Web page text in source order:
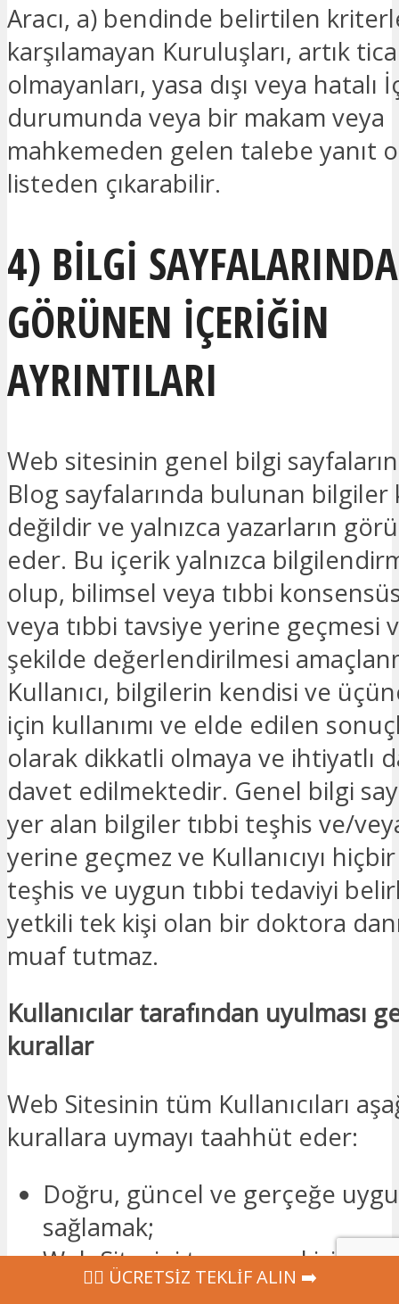
Aracı, a) bendinde belirtilen
karşılamayan Kuruluşları, artık
olmayanları, yasa dışı veya hatalı
durumunda veya bir makam veya
mahkemeden gelen talebe yanıt
listeden çıkarabilir.
4) BİLGİ SAYFALARINDA
GÖRÜNEN İÇERİĞİN
AYRINTILARI
Web sitesinin genel bilgi
Blog sayfalarında bulunan bilgiler
değildir ve yalnızca yazarların
eder. Bu içerik yalnızca
olup, bilimsel veya tıbbi
veya tıbbi tavsiye yerine geçmesi
şekilde değerlendirilmesi
Kullanıcı, bilgilerin kendisi ve
için kullanımı ve elde edilen
olarak dikkatli olmaya ve ihtiyatlı
davet edilmektedir. Genel bilgi
yer alan bilgiler tıbbi teşhis ve/
yerine geçmez ve Kullanıcıyı
teşhis ve uygun tıbbi tedaviyi
yetkili tek kişi olan bir doktora
muaf tutmaz.
Kullanıcılar tarafından uyulması
kurallar
Web Sitesinin tüm Kullanıcıları
kurallara uymayı taahhüt eder:
Doğru, güncel ve gerçeğe
sağlamak;
Web Sitesini tamamen kişisel
kullanmak;
‍👩‍⚕ ÜCRETSİZ TEKLİF ALIN ➡️